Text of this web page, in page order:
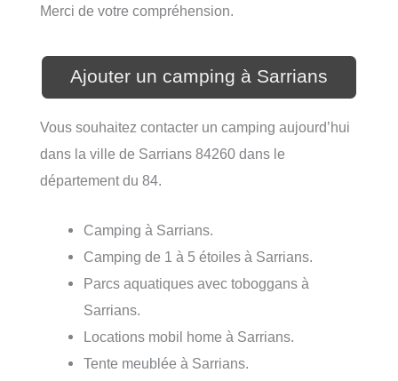
Merci de votre compréhension.
Ajouter un camping à Sarrians
Vous souhaitez contacter un camping aujourd’hui
dans la ville de Sarrians 84260 dans le
département du 84.
Camping à Sarrians.
Camping de 1 à 5 étoiles à Sarrians.
Parcs aquatiques avec toboggans à
Sarrians.
Locations mobil home à Sarrians.
Tente meublée à Sarrians.